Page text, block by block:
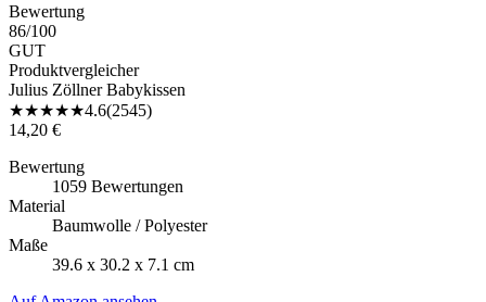
Bewertung
86/100
GUT
Produktvergleicher
Julius Zöllner Babykissen
★★★★★4.6(2545)
14,20 €
Bewertung
1059 Bewertungen
Material
Baumwolle / Polyester
Maße
39.6 x 30.2 x 7.1 cm